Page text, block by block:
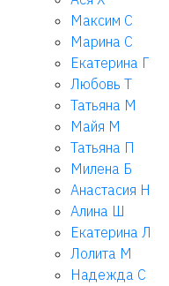
Максим С
Марина С
Екатерина Г
Любовь Т
Татьяна М
Майя М
Татьяна П
Милена Б
Анастасия Н
Алина Ш
Екатерина Л
Лолита М
Надежда С